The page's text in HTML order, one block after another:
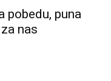
pobedu, puna
nas